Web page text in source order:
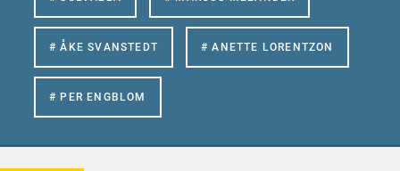
# ÅKE SVANSTEDT # ANETTE LORENTZON
# PER ENGBLOM